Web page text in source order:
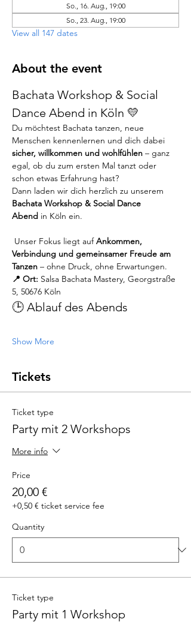
So., 16. Aug., 19:00
So., 23. Aug., 19:00
View all 147 dates
About the event
Bachata Workshop & Social
Dance Abend in Köln 💛
Du möchtest Bachata tanzen, neue
Menschen kennenlernen und dich dabei
sicher, willkommen und wohlfühlen – ganz
egal, ob du zum ersten Mal tanzt oder
schon etwas Erfahrung hast?
Dann laden wir dich herzlich zu unserem
Bachata Workshop & Social Dance
Abend in Köln ein.
Unser Fokus liegt auf Ankommen,
Verbindung und gemeinsamer Freude am
Tanzen – ohne Druck, ohne Erwartungen.
📍 Ort: Salsa Bachata Mastery, Georgstraße
5, 50676 Köln
🕒 Ablauf des Abends
Show More
Tickets
Ticket type
Party mit 2 Workshops
More info
Price
20,00 €
+0,50 € ticket service fee
Quantity
Ticket type
Party mit 1 Workshop